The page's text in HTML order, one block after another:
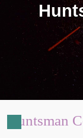
Huntsman